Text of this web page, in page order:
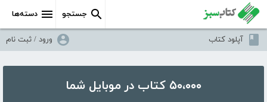
دسته‌ها جستجو
آپلود کتاب ورود / ثبت نام
۵۰،۰۰۰ کتاب در موبایل شما